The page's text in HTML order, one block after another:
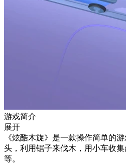
游戏简介
展开
《炫酷木旋》是一款操作简单的
头，利用锯子来伐木，用小车收
等。